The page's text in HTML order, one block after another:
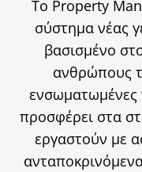
Το Property
σύστημα νέας
βασισμένο
ανθρώπους
ενσωματωμένες
προσφέρει στα
εργαστούν με